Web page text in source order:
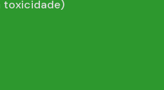
toxicidade)